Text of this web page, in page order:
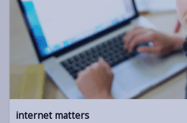
internet matters